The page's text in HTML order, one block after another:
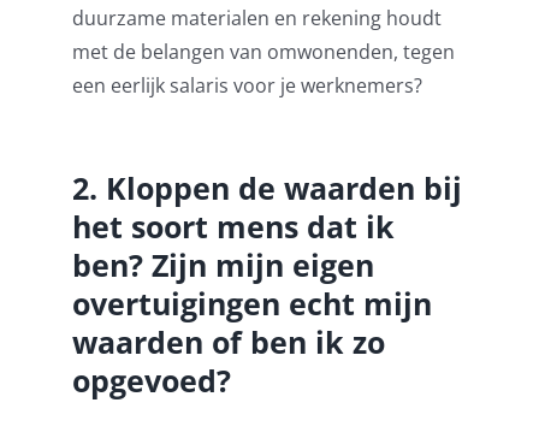
duurzame materialen en rekening houdt
met de belangen van omwonenden, tegen
een eerlijk salaris voor je werknemers?
2. Kloppen de waarden bij
het soort mens dat ik
ben? Zijn mijn eigen
overtuigingen echt mijn
waarden of ben ik zo
opgevoed?